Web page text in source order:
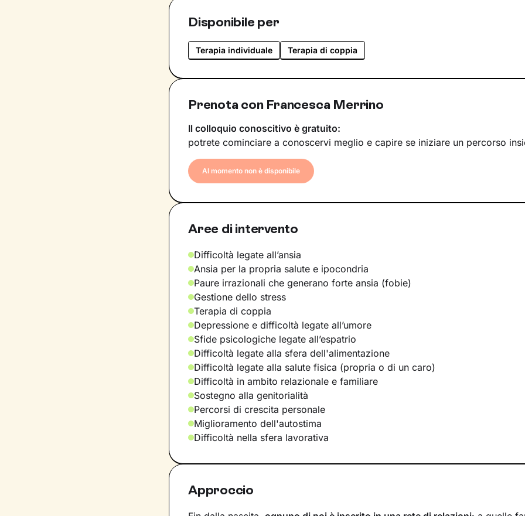
Disponibile per
Terapia individuale Terapia di coppia
Prenota con Francesca Merrino
Il colloquio conoscitivo è gratuito:
potrete cominciare a conoscervi meglio e capire se iniziare un percorso
Al momento non è disponibile
Aree di intervento
Difficoltà legate all’ansia
Ansia per la propria salute e ipocondria
Paure irrazionali che generano forte ansia (fobie)
Gestione dello stress
Terapia di coppia
Depressione e difficoltà legate all’umore
Sfide psicologiche legate all’espatrio
Difficoltà legate alla sfera dell'alimentazione
Difficoltà legate alla salute fisica (propria o di un caro)
Difficoltà in ambito relazionale e familiare
Sostegno alla genitorialità
Percorsi di crescita personale
Miglioramento dell'autostima
Difficoltà nella sfera lavorativa
Approccio